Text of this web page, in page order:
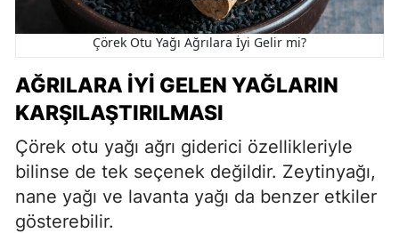
Çörek Otu Yağı Ağrılara İyi Gelir mi?
AĞRILARA İYI GELEN YAĞLARIN
KARŞILAŞTIRILMASI
Çörek otu yağı ağrı giderici özellikleriyle
bilinse de tek seçenek değildir. Zeytinyağı,
nane yağı ve lavanta yağı da benzer etkiler
gösterebilir.